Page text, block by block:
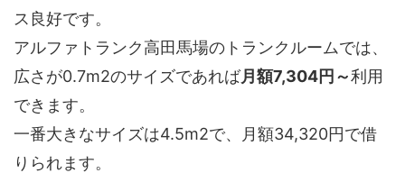
ス良好です。
アルファトランク高田馬場のトランクルームでは、
広さが0.7m2のサイズであれば月額7,304円～利用
できます。
一番大きなサイズは4.5m2で、月額34,320円で借
りられます。